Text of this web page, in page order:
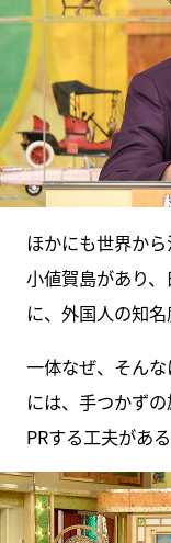
ほかにも世界か
小値賀島があり
に、外国人の知名
一体なぜ、そん
には、手つかず
PRする工夫がある